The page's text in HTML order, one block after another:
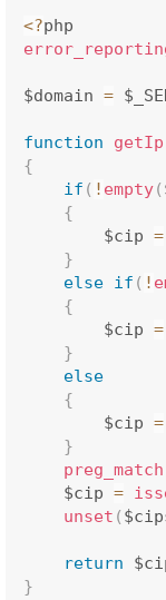
<?
$domain =
function getIp
{
if ( ! empty(
{
		$cip
=
}
else if ( !
{
		$cip
=
}
else
{
		$cip
=
}
preg_match
	$cip
=
unset (
return
}